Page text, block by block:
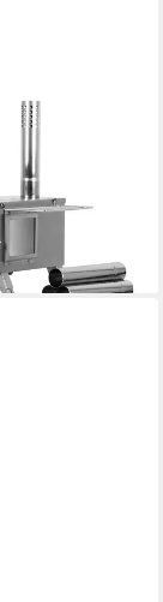
x 42 x 216 cm,
4 Werktagen bei dir